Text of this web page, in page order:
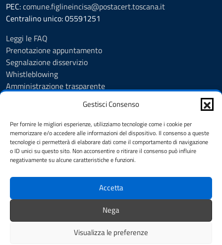
Gestisci Consenso
Per fornire le migliori esperienze, utilizziamo tecnologie come i cookie per
memorizzare e/o accedere alle informazioni del dispositivo. Il consenso a queste
tecnologie ci permetterà di elaborare dati come il comportamento di navigazione
o ID unici su questo sito. Non acconsentire o ritirare il consenso può influire
negativamente su alcune caratteristiche e funzioni.
Accetta
Nega
Visualizza le preferenze
PEC:comune.figlineincisa@postacert.toscana.it
Centralino unico: 05591251
Leggi le FAQ
Prenotazione appuntamento
Segnalazione disservizio
Whistleblowing
Amministrazione trasparente
Albo Pretorio
Cookie Policy
Informativa privacy
Dichiarazione di accessibilità
SEGUICI SU
Facebook Instagram YouTube